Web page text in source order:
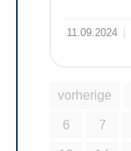
11.09.2024
vorherige
6 7